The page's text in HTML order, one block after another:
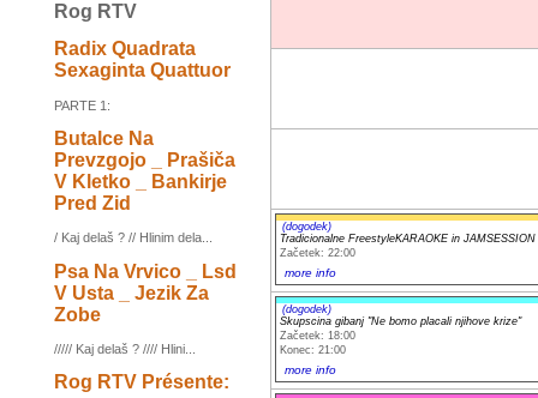
Rog RTV
Radix Quadrata
Sexaginta Quattuor
PARTE 1:
Butalce Na
Prevzgojo _ Prašiča
V Kletko _ Bankirje
Pred Zid
/ Kaj delaš ? // Hlinim dela...
Psa Na Vrvico _ Lsd
V Usta _ Jezik Za
Zobe
///// Kaj delaš ? //// Hlini...
Rog RTV Présente:
(dogodek)
Tradicionalne FreestyleKARAOKE in
Začetek: 22:00
more info
(dogodek)
Skupscina gibanj "Ne bomo placali njihove krize"
Začetek: 18:00
Konec: 21:00
more info